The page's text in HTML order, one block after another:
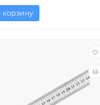
корзину